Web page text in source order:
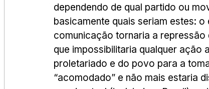
dependendo de qual partido ou
basicamente quais seriam estes:
comunicação tornaria a repressão
que impossibilitaria qualquer ação
proletariado e do povo para a
“acomodado” e não mais estaria